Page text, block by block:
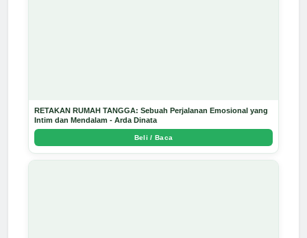
RETAKAN RUMAH TANGGA: Sebuah Perjalanan Emosional yang
Intim dan Mendalam - Arda Dinata
Beli / Baca